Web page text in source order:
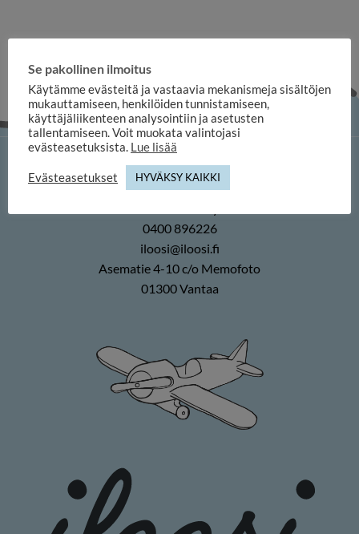
iloosi-verkkokauppa
0400 896226
iloosi@iloosi.fi
Asematie 4-10 c/o Memofoto
01300 Vantaa
Se pakollinen ilmoitus
Käytämme evästeitä ja vastaavia mekanismeja sisältöjen
mukauttamiseen, henkilöiden tunnistamiseen,
käyttäjäliikenteen analysointiin ja asetusten
tallentamiseen. Voit muokata valintojasi
evästeasetuksista. Lue lisää
Evästeasetukset HYVÄKSY KAIKKI